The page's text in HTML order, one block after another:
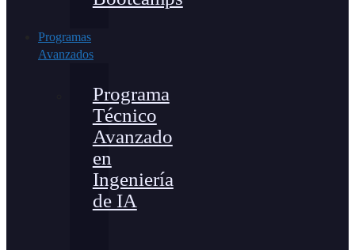
Programas
Avanzados
Programa
Técnico
Avanzado
en
Ingeniería
de IA